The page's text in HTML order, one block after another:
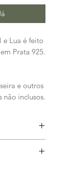
e Lua é feito
em Prata 925.
e outros
não inclusos.